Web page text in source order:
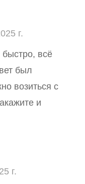
г.
всё
был
возиться с
и
г.